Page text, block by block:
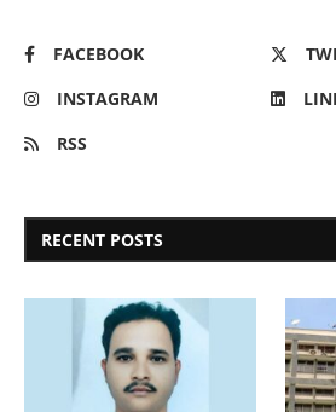
FACEBOOK
INSTAGRAM
RSS
RECENT POSTS